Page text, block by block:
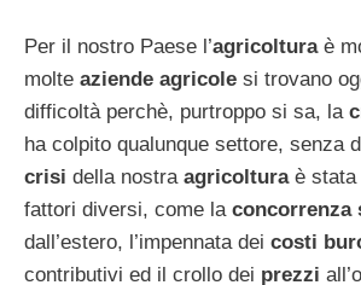
Per il nostro Paese l’agricolturaè
molte aziende agricole si trovano
difficoltà perchè, purtroppo si sa, la
ha colpito qualunque settore, senza
crisi della nostra agricolturaè stata
fattori diversi, come la concorrenza
dall’estero, l’impennata dei costi
contributivi ed il crollo dei prezzi